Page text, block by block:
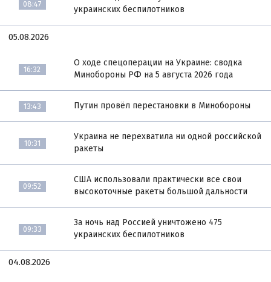
08:47
украинских беспилотников
05.08.2026
16:32
О ходе спецоперации на Украине: сводка
Минобороны РФ на 5 августа 2026 года
13:43 Путин провёл перестановки в Минобороны
10:31
Украина не перехватила ни одной российской
ракеты
09:52
США использовали практически все свои
высокоточные ракеты большой дальности
09:33
За ночь над Россией уничтожено 475
украинских беспилотников
04.08.2026